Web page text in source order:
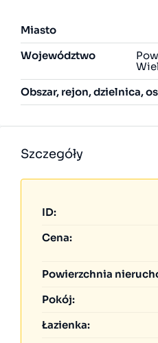
Miasto
Województwo
Obszar, rejon, dzielnica,
Szczegóły
ID:
Cena:
Powierzchnia
Pokój:
Łazienka: